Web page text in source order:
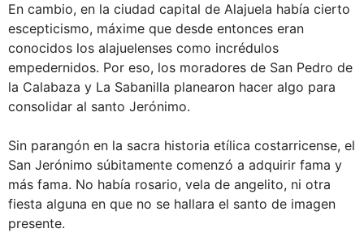
En cambio, en la ciudad capital de Alajuela había cierto
escepticismo, máxime que desde entonces eran
conocidos los alajuelenses como incrédulos
empedernidos. Por eso, los moradores de San Pedro de
la Calabaza y La Sabanilla planearon hacer algo para
consolidar al santo Jerónimo.
Sin parangón en la sacra historia etílica costarricense, el
San Jerónimo súbitamente comenzó a adquirir fama y
más fama. No había rosario, vela de angelito, ni otra
fiesta alguna en que no se hallara el santo de imagen
presente.